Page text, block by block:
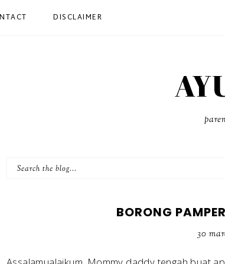
DISCLAIMER
BORONG
30